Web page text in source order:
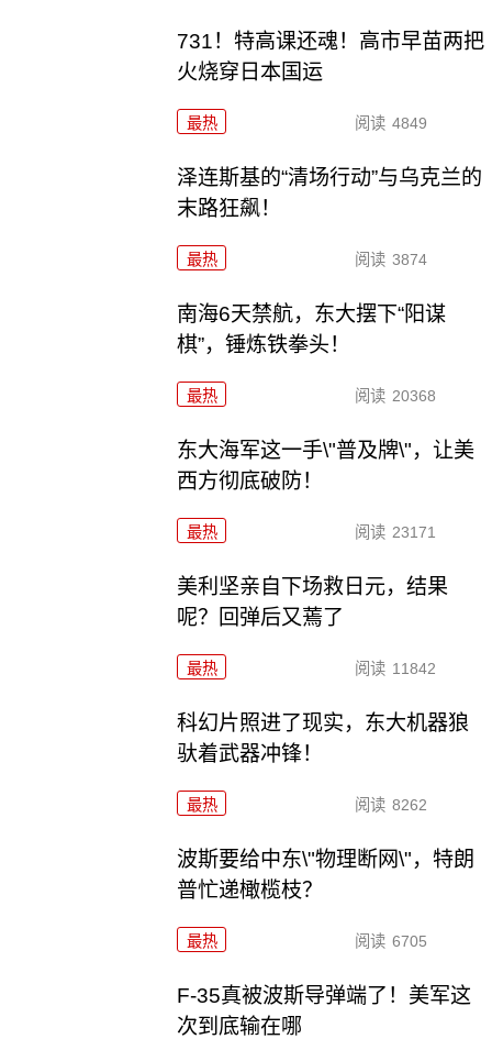
731！特高课还魂！高市早苗两把
火烧穿日本国运
最热 阅读 4849
泽连斯基的“清场行动”与乌克兰的
末路狂飙！
最热 阅读 3874
南海6天禁航，东大摆下“阳谋
棋”，锤炼铁拳头！
最热 阅读 20368
东大海军这一手\"普及牌\"，让美
西方彻底破防！
最热 阅读 23171
美利坚亲自下场救日元，结果
呢？回弹后又蔫了
最热 阅读 11842
科幻片照进了现实，东大机器狼
驮着武器冲锋！
最热 阅读 8262
波斯要给中东\"物理断网\"，特朗
普忙递橄榄枝？
最热 阅读 6705
F-35真被波斯导弹端了！美军这
次到底输在哪